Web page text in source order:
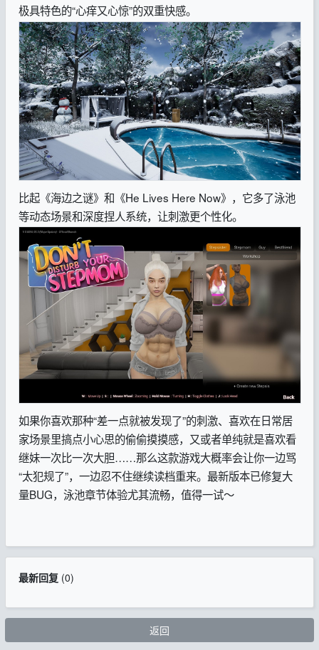
极具特色的“心痒又心惊”的双重快感。
比起《海边之谜》和《He Lives Here Now》，它多了泳池
等动态场景和深度捏人系统，让刺激更个性化。
如果你喜欢那种“差一点就被发现了”的刺激、喜欢在日常居
家场景里搞点小心思的偷偷摸摸感，又或者单纯就是喜欢看
继妹一次比一次大胆……那么这款游戏大概率会让你一边骂
“太犯规了”，一边忍不住继续读档重来。最新版本已修复大
量BUG，泳池章节体验尤其流畅，值得一试～
最新回复(0)
返回